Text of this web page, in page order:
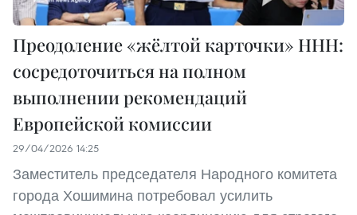
Преодоление «жёлтой карточки» ННН:
сосредоточиться на полном
выполнении рекомендаций
Европейской комиссии
29/04/2026 14:25
Заместитель председателя Народного комитета
города Хошимина потребовал усилить